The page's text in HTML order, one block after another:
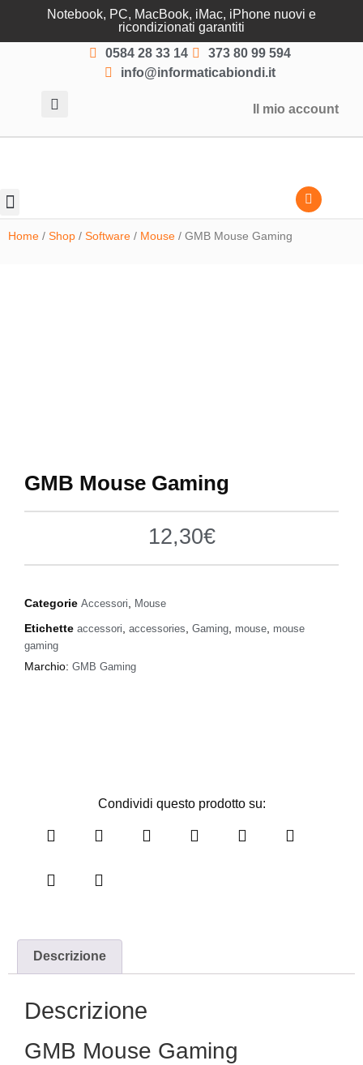
Notebook, PC, MacBook, iMac, iPhone nuovi e
ricondizionati garantiti
0584 28 33 14
373 80 99 594
info@informaticabiondi.it
Il mio account
Home / Shop / Software / Mouse / GMB Mouse Gaming
GMB Mouse Gaming
12,30€
Categorie Accessori Mouse
Etichette accessori accessories Gaming mouse mouse
gaming
Marchio: GMB Gaming
Condividi questo prodotto su:
Descrizione
Descrizione
GMB Mouse Gaming